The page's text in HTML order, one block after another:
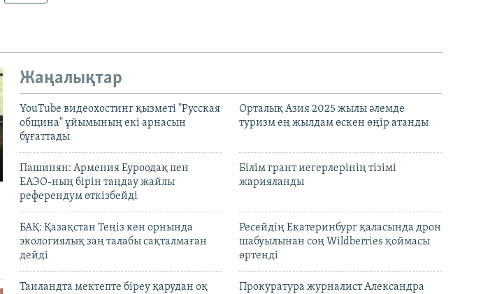
Жаңалықтар
YouTube видеохостинг қызметі "Русская
община" ұйымының екі арнасын
бұғаттады
Орталық Азия 2025 жылы әлемде
туризм ең жылдам өскен өңір атанды
Пашинян: Армения Еуроодақ пен
ЕАЭО-ның бірін таңдау жайлы
референдум өткізбейді
Білім грант иегерлерінің тізімі
жарияланды
БАҚ: Қазақстан Теңіз кен орнында
экологиялық заң талабы сақталмаған
дейді
Ресейдің Екатеринбург қаласында дрон
шабуылынан соң Wildberries қоймасы
өртенді
Таиландта мектепте біреу қарудан оқ
Прокуратура журналист Александра